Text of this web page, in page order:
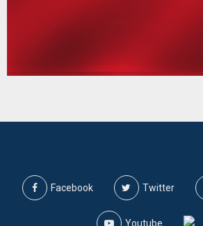
Facebook Twitter
Youtube